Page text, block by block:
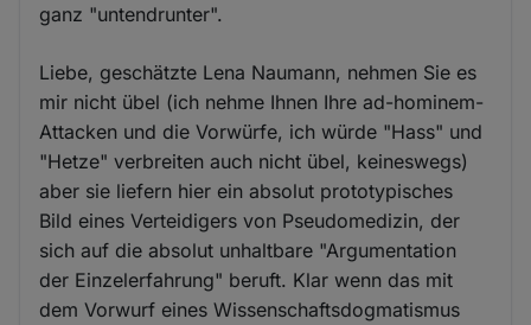
ganz "untendrunter".
Liebe, geschätzte Lena Naumann, nehmen Sie es
mir nicht übel (ich nehme Ihnen Ihre ad-hominem-
Attacken und die Vorwürfe, ich würde "Hass" und
"Hetze" verbreiten auch nicht übel, keineswegs)
aber sie liefern hier ein absolut prototypisches
Bild eines Verteidigers von Pseudomedizin, der
sich auf die absolut unhaltbare "Argumentation
der Einzelerfahrung" beruft. Klar wenn das mit
dem Vorwurf eines Wissenschaftsdogmatismus